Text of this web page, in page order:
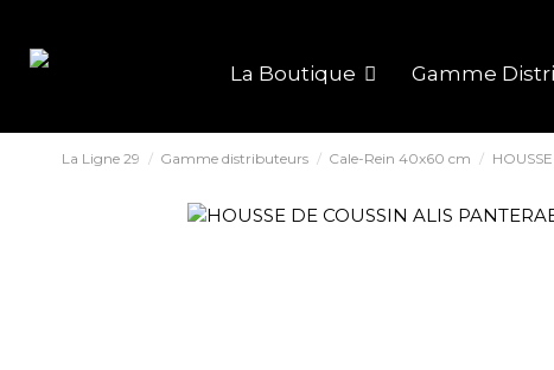
La Boutique Gamme
La Ligne 29 Gamme distributeurs Cale-Rein 40x60 cm